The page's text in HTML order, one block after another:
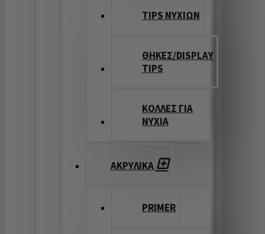
TIPS ΝΥΧΙΩΝ
ΘΗΚΕΣ/DISPLAY
TIPS
ΚΟΛΛΕΣ ΓΙΑ
ΝΥΧΙΑ
ΑΚΡΥΛΙΚΑ
PRIMER